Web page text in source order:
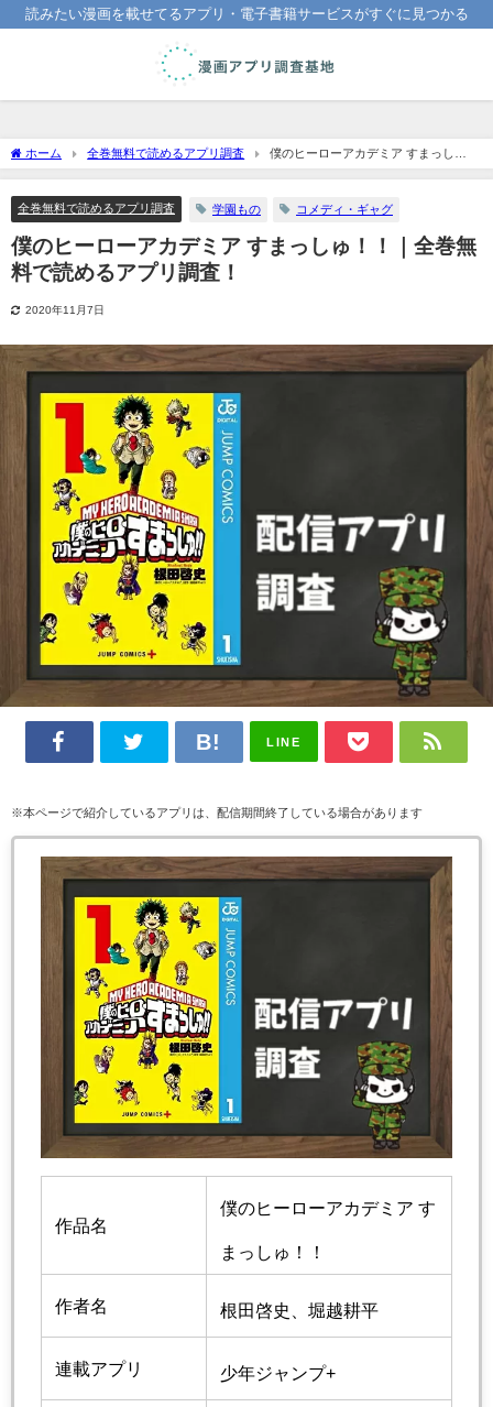
読みたい漫画を載せてるアプリ・電子書籍サービスがすぐに見つかる
ホーム 全巻無料で読めるアプリ調査
僕のヒーローアカデミア すまっし
ゅ！！｜全巻無料で読めるアプリ調査！
全巻無料で読めるアプリ調査 学園もの コメディ・ギャグ
僕のヒーローアカデミア すまっしゅ！！｜全巻無
料で読めるアプリ調査！
2020年11月7日
LINE
※本ページで紹介しているアプリは、配信期間終了している場合があります
作品名
僕のヒーローアカデミア す
まっしゅ！！
作者名 根田啓史 堀越耕平
連載アプリ 少年ジャンプ+